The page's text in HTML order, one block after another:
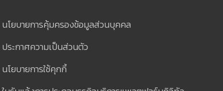
นโยบายการคุ้มครองข้อมูลส่วนบุคคล
ประกาศความเป็นส่วนตัว
นโยบายการใช้คุกกี้